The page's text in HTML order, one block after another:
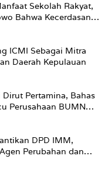
Sekolah Rakyat,
Bahwa Kecerdasan
ICMI Sebagai Mitra
Daerah Kepulauan
Pertamina, Bahas
Perusahaan BUMN
DPD IMM,
Perubahan dan